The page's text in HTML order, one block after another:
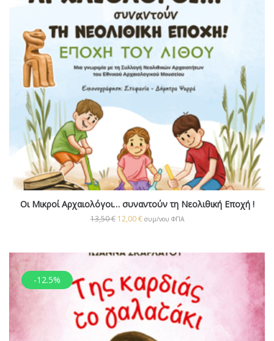
Οι Μικροί Αρχαιολόγοι… συναντούν τη Νεολιθική Εποχή !
13,50€ 12,00€ συμ/νου ΦΠΑ
-12.5%